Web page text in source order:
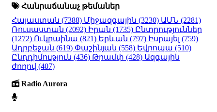
Հանրաճանաչ թեմաներ
Հայաստան (7388) Միջազգային (3230) ԱՄՆ (2281)
Ռուսաստան (2092) Իրան (1735) Ընտրություններ
(1272) Ուկրաինա (821) Երևան (797) Իսրայել (759)
Ադրբեջան (619) Փաշինյան (558) Եվրոպա (510)
Ընդդիմություն (436) Թրամփ (428) Ազգային
ժողով (407)
Radio Aurora